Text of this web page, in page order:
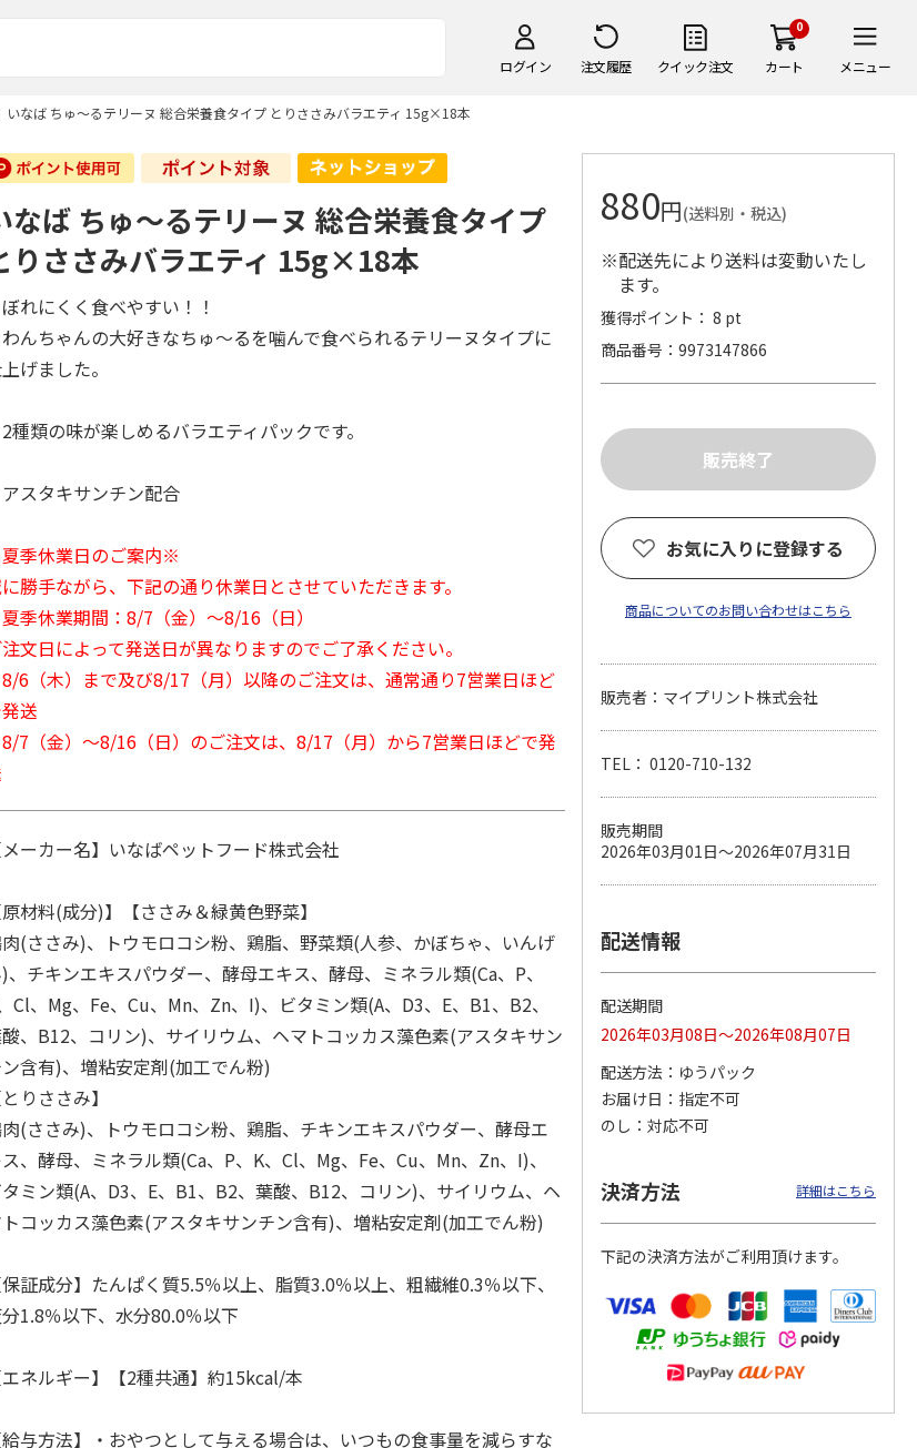
ログイン 注文履歴 クイック注文
0
カート メニュー
いなば ちゅ～るテリーヌ 総合栄養食タイプ とりささみバラエティ 15g×18本
デオトイレ 飛び散
らない消臭・抗菌サ
ンド 4L
1,320円
(送料別・税込)
イレ ナチュラルグ
1,550円
(送料別・税込)
ぐるぐるボーン型 S
470円
(送料別・税込)
こ用 まぐろ・かつ
120円
(送料別・税込)
ペット線香 虹のか
なた フルーティフ
ローラルの香り
590円
(送料別・税込) (送料別・税込)
なば ちゅ～るテリーヌ 総合栄養食タイプ
りささみバラエティ 15g×18本
ぼれにくく食べやすい！！
わんちゃんの大好きなちゅ～るを噛んで食べられるテリーヌタイプに
げました。
2種類の味が楽しめるバラエティパックです。
アスタキサンチン配合
季休業日のご案内※
勝手ながら、下記の通り休業日とさせていただきます。
夏季休業期間：8/7（金）～8/16（日）
文日によって発送日が異なりますのでご了承ください。
8/6（木）まで及び8/17（月）以降のご注文は、通常通り7営業日ほど
送
8/7（金）～8/16（日）のご注文は、8/17（月）から7営業日ほどで発
メーカー名】いなばペットフード株式会社
原材料(成分)】【ささみ＆緑黄色野菜】
(ささみ)、トウモロコシ粉、鶏脂、野菜類(人参、かぼちゃ、いんげ
、チキンエキスパウダー、酵母エキス、酵母、ミネラル類(Ca、P、
Cl、Mg、Fe、Cu、Mn、Zn、I)、ビタミン類(A、D3、E、B1、B2、
、B12、コリン)、サイリウム、ヘマトコッカス藻色素(アスタキサン
含有)、増粘安定剤(加工でん粉)
とりささみ】
(ささみ)、トウモロコシ粉、鶏脂、チキンエキスパウダー、酵母エ
、酵母、ミネラル類(Ca、P、K、Cl、Mg、Fe、Cu、Mn、Zn、I)、
タミン類(A、D3、E、B1、B2、葉酸、B12、コリン)、サイリウム、ヘ
コッカス藻色素(アスタキサンチン含有)、増粘安定剤(加工でん粉)
保証成分】たんぱく質5.5％以上、脂質3.0％以上、粗繊維0.3％以下、
1.8％以下、水分80.0％以下
エネルギー】【2種共通】約15kcal/本
給与方法】・おやつとして与える場合は、いつもの食事量を減らすな
880円(送料別・税込)
※配送先により送料は変動いたし
ます。
獲得ポイント： 8 pt
商品番号
9973147866
お気に入りに登録する
商品についてのお問い合わせはこちら
販売者：マイプリント株式会社
TEL： 0120-710-132
販売期間
2026年03月01日～2026年07月31日
配送情報
配送期間
2026年03月08日～2026年08月07日
配送方法
ゆうパック
お届け日
指定不可
のし
対応不可
決済方法 詳細はこちら
下記の決済方法がご利用頂けます。